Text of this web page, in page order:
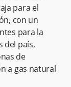
para el
con un
para la
del país,
de
a gas natural